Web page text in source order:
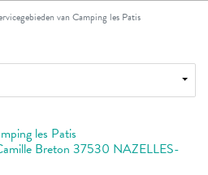
van Camping les Patis
les Patis
Breton 37530 NAZELLES-